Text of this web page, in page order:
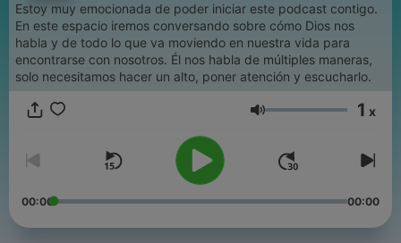
Estoy muy emocionada de poder iniciar este podcast contigo.
En este espacio iremos conversando sobre cómo Dios nos
habla y de todo lo que va moviendo en nuestra vida para
encontrarse con nosotros. Él nos habla de múltiples maneras,
solo necesitamos hacer un alto, poner atención y escucharlo.
Volumen 1 x
00:00 00:00